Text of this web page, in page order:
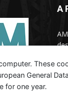
A
These
General
for one year.